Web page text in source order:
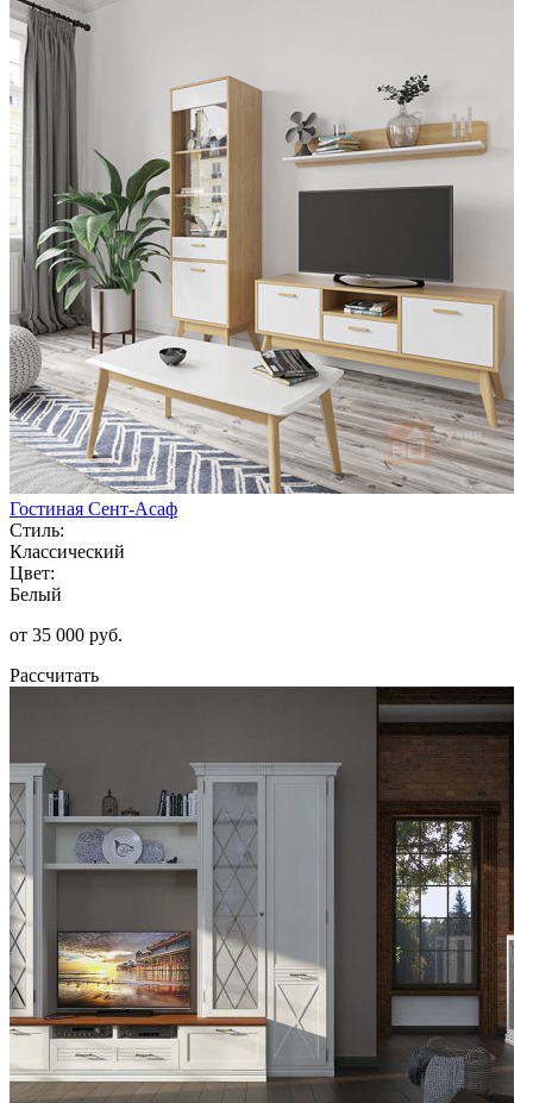
Гостиная Сент-Асаф
Стиль:
Классический
Цвет:
Белый
от 35 000 руб.
Рассчитать